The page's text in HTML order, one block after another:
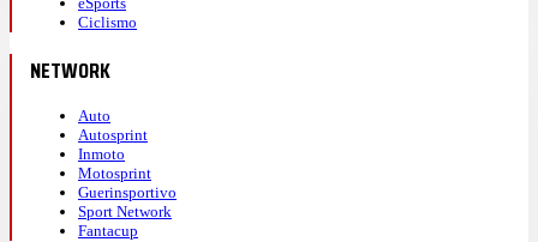
Ciclismo
NETWORK
Auto
Autosprint
Inmoto
Motosprint
Guerinsportivo
Sport Network
Fantacup